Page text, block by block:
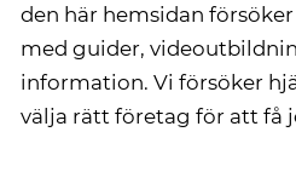
den här hemsidan
med guider,
information. Vi försöker
välja rätt företag för att få